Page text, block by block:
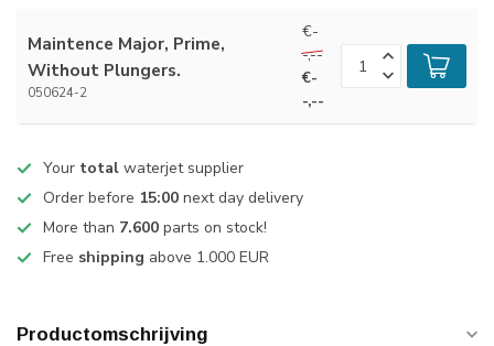
Maintence Major, Prime,
Without Plungers.
050624-2
€-
-,--
€-
-,--
Your total waterjet supplier
Order before 15:00 next day delivery
More than 7.600 parts on stock!
Free shipping above 1.000 EUR
Productomschrijving